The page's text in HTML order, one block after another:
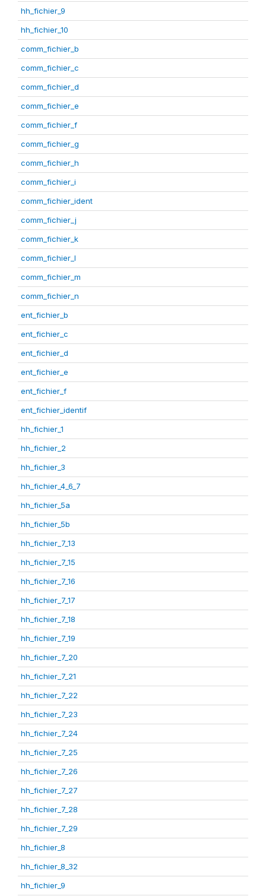
hh_fichier_9
hh_fichier_10
comm_fichier_b
comm_fichier_c
comm_fichier_d
comm_fichier_e
comm_fichier_f
comm_fichier_g
comm_fichier_h
comm_fichier_i
comm_fichier_ident
comm_fichier_j
comm_fichier_k
comm_fichier_l
comm_fichier_m
comm_fichier_n
ent_fichier_b
ent_fichier_c
ent_fichier_d
ent_fichier_e
ent_fichier_f
ent_fichier_identif
hh_fichier_1
hh_fichier_2
hh_fichier_3
hh_fichier_4_6_7
hh_fichier_5a
hh_fichier_5b
hh_fichier_7_13
hh_fichier_7_15
hh_fichier_7_16
hh_fichier_7_17
hh_fichier_7_18
hh_fichier_7_19
hh_fichier_7_20
hh_fichier_7_21
hh_fichier_7_22
hh_fichier_7_23
hh_fichier_7_24
hh_fichier_7_25
hh_fichier_7_26
hh_fichier_7_27
hh_fichier_7_28
hh_fichier_7_29
hh_fichier_8
hh_fichier_8_32
hh_fichier_9